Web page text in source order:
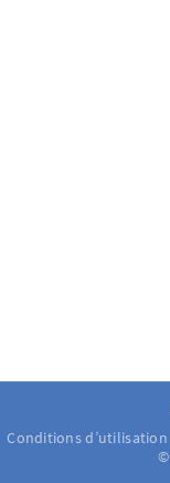
Conditions d’utilisation
©